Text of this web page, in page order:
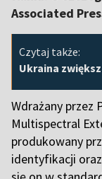
Associated
Czytaj także:
Ukraina
Wdrażany przez
Multispectral
produkowany
identyfikacji